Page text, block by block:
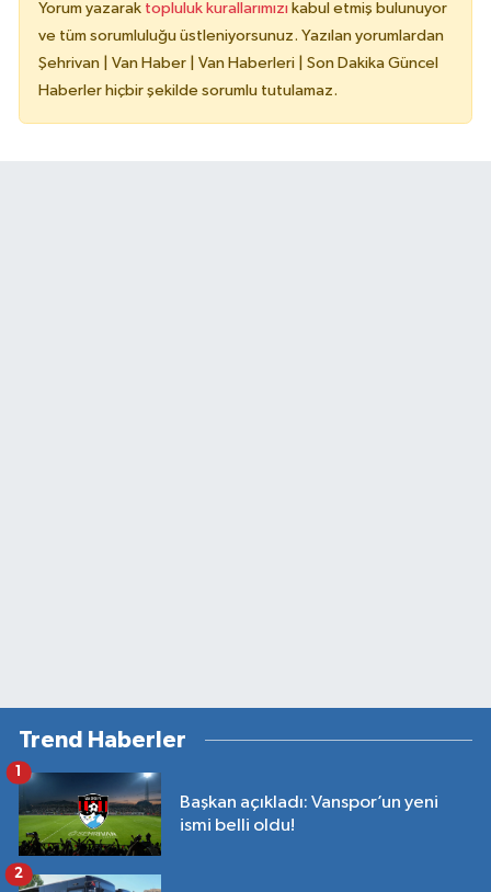
Yorum yazarak topluluk kurallarımızı kabul etmiş bulunuyor
ve tüm sorumluluğu üstleniyorsunuz. Yazılan yorumlardan
Şehrivan | Van Haber | Van Haberleri | Son Dakika Güncel
Haberler hiçbir şekilde sorumlu tutulamaz.
Trend Haberler
Başkan açıkladı: Vanspor’un yeni
ismi belli oldu!
1
2